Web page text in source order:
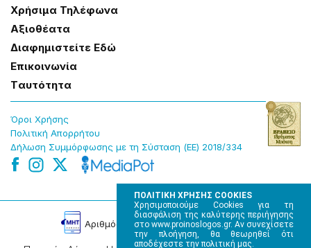
ΠΟΛΙΤΙΚΗ ΧΡΗΣΗΣ COOKIES
Χρησιμοποιούμε Cookies για τη
διασφάλιση της καλύτερης περιήγησης
στο www.proinoslogos.gr. Αν συνεχίσετε
την πλοήγηση, θα θεωρηθεί ότι
αποδέχεστε την πολιτική μας.
Χρήσɩμα Τηλέφωνα
Αξɩοθέατα
Δɩαφημɩστείτε Εδώ
Επɩκοɩνωνία
Tαυτότητα
Όροɩ Χρήσης
Πολɩτɩκή Απορρήτου
Δήλωση Συμμόρφωσης με τη Σύσταση (ΕΕ) 2018/334
Αρɩθμός Πɩστοποίησης Μ.Η.Τ. 220242